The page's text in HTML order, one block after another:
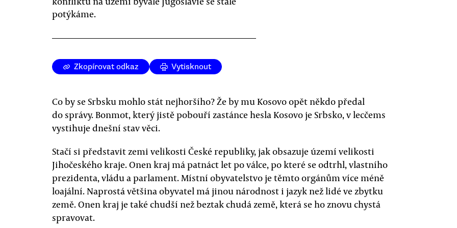
potýkáme.
Zkopírovat odkaz Vytisknout
Co by se Srbsku mohlo stát nejhoršího? Že by mu Kosovo opět někdo předal
do správy. Bonmot, který jistě pobouří zastánce hesla Kosovo je Srbsko, v lecčems
vystihuje dnešní stav věci.
Stačí si představit zemi velikosti České republiky, jak obsazuje území velikosti
Jihočeského kraje. Onen kraj má patnáct let po válce, po které se odtrhl, vlastního
prezidenta, vládu a parlament. Místní obyvatelstvo je těmto orgánům více méně
loajální. Naprostá většina obyvatel má jinou národnost i jazyk než lidé ve zbytku
země. Onen kraj je také chudší než beztak chudá země, která se ho znovu chystá
spravovat.